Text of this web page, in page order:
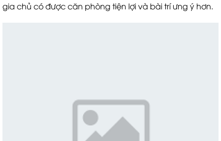
gia chủ có được căn phòng tiện lợi và bài trí ưng ý hơn.